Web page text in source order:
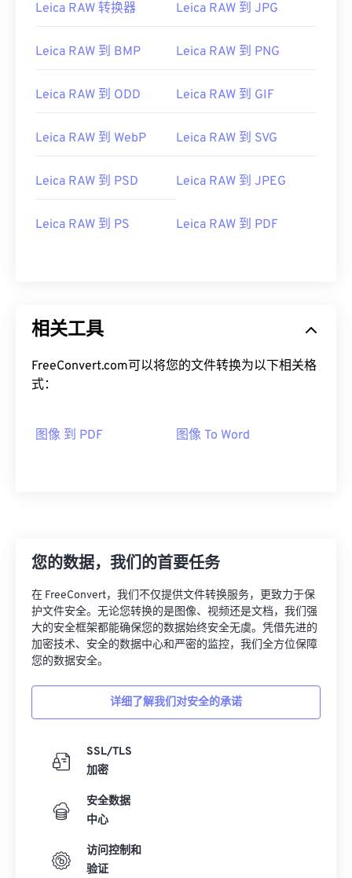
Leica RAW 转换器 Leica RAW 到 JPG
Leica RAW 到 BMP Leica RAW 到 PNG
Leica RAW 到 ODD Leica RAW 到 GIF
Leica RAW 到 WebP Leica RAW 到 SVG
Leica RAW 到 PSD Leica RAW 到 JPEG
Leica RAW 到 PS Leica RAW 到 PDF
相关工具
FreeConvert.com可以将您的文件转换为以下相关格
式：
图像 到 PDF 图像 To Word
您的数据，我们的首要任务
在 FreeConvert，我们不仅提供文件转换服务，更致力于保
护文件安全。无论您转换的是图像、视频还是文档，我们强
大的安全框架都能确保您的数据始终安全无虞。凭借先进的
加密技术、安全的数据中心和严密的监控，我们全方位保障
您的数据安全。
详细了解我们对安全的承诺
SSL/TLS
加密
安全数据
中心
访问控制和
验证